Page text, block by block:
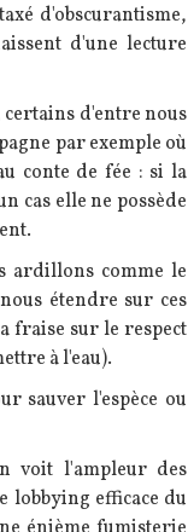
d'obscurantisme,
d'une lecture
d'entre nous
par exemple où
conte de fée : si la
cas elle ne possède
ardillons comme le
étendre sur ces
fraise sur le respect
à l'eau).
sauver l'espèce ou
voit l'ampleur des
lobbying efficace du